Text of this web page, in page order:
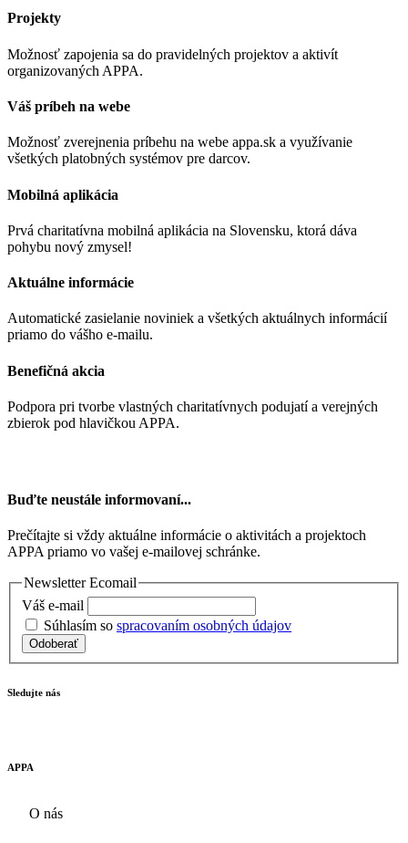
Projekty
Možnosť zapojenia sa do pravidelných projektov a aktivít
organizovaných APPA.
Váš príbeh na webe
Možnosť zverejnenia príbehu na webe appa.sk a využívanie
všetkých platobných systémov pre darcov.
Mobilná aplikácia
Prvá charitatívna mobilná aplikácia na Slovensku, ktorá dáva
pohybu nový zmysel!
Aktuálne informácie
Automatické zasielanie noviniek a všetkých aktuálnych informácií
priamo do vášho e-mailu.
Benefičná akcia
Podpora pri tvorbe vlastných charitatívnych podujatí a verejných
zbierok pod hlavičkou APPA.
Buďte neustále informovaní...
Prečítajte si vždy aktuálne informácie o aktivitách a projektoch
APPA priamo vo vašej e-mailovej schránke.
Newsletter Ecomail
Váš e-mail
Súhlasím so spracovaním osobných údajov
Odoberať
Sledujte nás
APPA
O nás